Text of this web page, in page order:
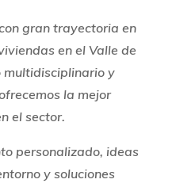
gran trayectoria en
en el Valle de
multidisciplinario y
la mejor
el sector.
personalizado, ideas
y soluciones